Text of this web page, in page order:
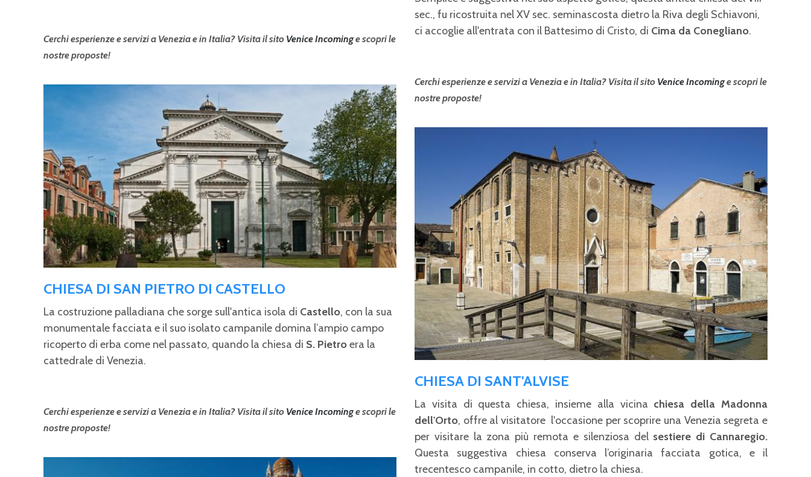
Cerchi esperienze e servizi a Venezia e in Italia? Visita il sito Venice Incominge scopri le
nostre proposte!
sec., fu ricostruita nel XV sec. seminascosta dietro la Riva degli Schiavoni,
ci accoglie all'entrata con il Battesimo di Cristo, di Cima da Conegliano.
Cerchi esperienze e servizi a Venezia e in Italia? Visita il sito Venice Incominge scopri le
nostre proposte!
CHIESA DI SAN PIETRO DI CASTELLO
La costruzione palladiana che sorge sull'antica isola di Castello, con la sua
monumentale facciata e il suo isolato campanile domina l’ampio campo
ricoperto di erba come nel passato, quando la chiesa di S. Pietroera la
cattedrale di Venezia.
Cerchi esperienze e servizi a Venezia e in Italia? Visita il sito Venice Incominge scopri le
nostre proposte!
CHIESA DI SANT'ALVISE
La visita di questa chiesa, insieme alla vicina chiesa della Madonna
dell'Orto, offre al visitatore l'occasione per scoprire una Venezia segreta e
per visitare la zona più remota e silenziosa del sestiere di Cannaregio.
Questa suggestiva chiesa conserva l’originaria facciata gotica,
e il
trecentesco campanile, in cotto, dietro la chiesa.